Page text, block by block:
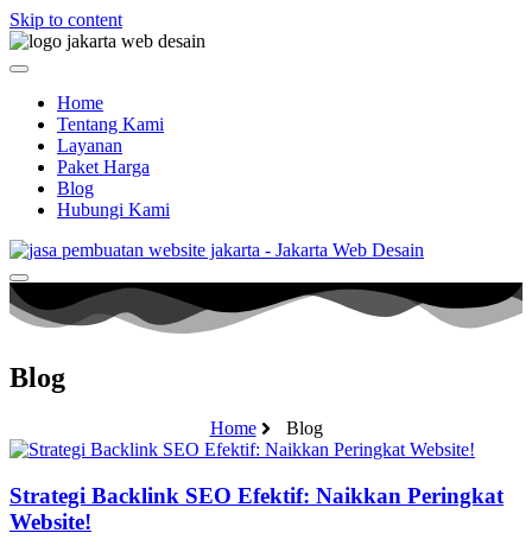
Skip to content
Home
Tentang Kami
Layanan
Paket Harga
Blog
Hubungi Kami
Blog
Home Blog
Strategi Backlink SEO Efektif: Naikkan Peringkat
Website!